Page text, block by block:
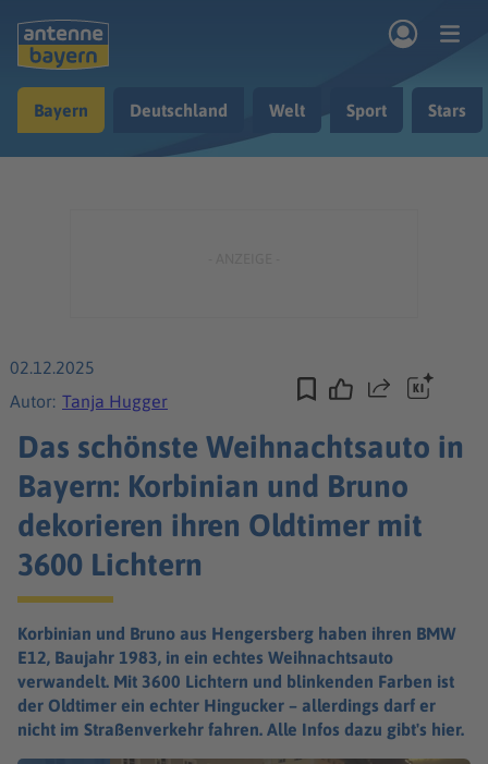
Musik & Radio
Bayern Deutschland Welt Sport Stars
02.12.2025
Autor: Tanja Hugger Teilen
Das schönste Weihnachtsauto in
Bayern: Korbinian und Bruno
dekorieren ihren Oldtimer mit
3600 Lichtern
Korbinian und Bruno aus Hengersberg haben ihren BMW
E12, Baujahr 1983, in ein echtes Weihnachtsauto
verwandelt. Mit 3600 Lichtern und blinkenden Farben ist
der Oldtimer ein echter Hingucker – allerdings darf er
nicht im Straßenverkehr fahren. Alle Infos dazu gibt's hier.